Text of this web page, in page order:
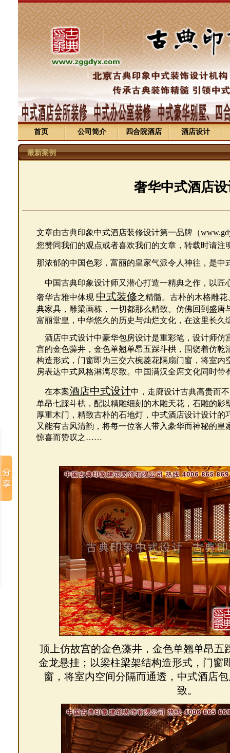
首页 公司简介 四合院酒店 酒店设计
最新案例
奢华中式酒店
文章由古典印象中式酒店装修设计第一品牌（
您赞同我们的观点或者喜欢我们的文章，转载时请注
那浓郁的中国色彩，富丽的皇家气派令人神往，是中
中国古典印象设计师又潜心打造一精典之作，以匠
奢华古雅中体现 中式装修之精髓。古朴的木格雕
典家具，雕梁画栋，一切都那么精致。仿佛回到盛唐
富丽堂皇，中华悠久的历史与灿烂文化，在这里长久
酒店中式设计中豪华包房设计是重彩笔，设计师仿
宫的金色藻井，金色单翘单昂五踩斗栱，围饶着仿乾
构造形式，门窗即为三交六椀菱花隔扇门窗，将室内
房表达中式风格淋漓尽致。中国满汉全席文化同时带
在本案酒店中式设计中，走廊设计古典高贵而
单昂七踩斗栱，配以精雕细刻的木雕天花，石雕的影
厚重木门，精致古朴的石地灯，中式酒店设计设计的
又能有古风清韵，将每一位客人带入豪华而神秘的皇
惊喜而赞叹之……
顶上仿故宫的金色藻井，金色单翘单昂五
金龙悬挂；以梁柱梁架结构造形式，门窗
窗，将室内空间分隔而通透，中式酒店
致。